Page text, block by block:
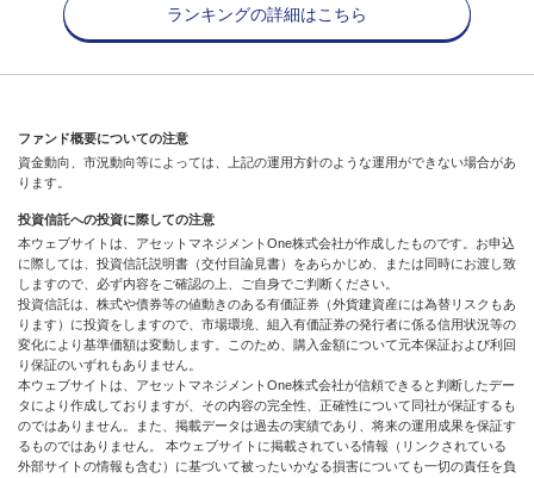
ランキングの詳細はこちら
ファンド概要についての注意
資金動向、市況動向等によっては、上記の運用方針のような運用ができない場合があ
ります。
投資信託への投資に際しての注意
本ウェブサイトは、アセットマネジメントOne株式会社が作成したものです。お申込
に際しては、投資信託説明書（交付目論見書）をあらかじめ、または同時にお渡し致
しますので、必ず内容をご確認の上、ご自身でご判断ください。
投資信託は、株式や債券等の値動きのある有価証券（外貨建資産には為替リスクもあ
ります）に投資をしますので、市場環境、組入有価証券の発行者に係る信用状況等の
変化により基準価額は変動します。このため、購入金額について元本保証および利回
り保証のいずれもありません。
本ウェブサイトは、アセットマネジメントOne株式会社が信頼できると判断したデー
タにより作成しておりますが、その内容の完全性、正確性について同社が保証するも
のではありません。また、掲載データは過去の実績であり、将来の運用成果を保証す
るものではありません。 本ウェブサイトに掲載されている情報（リンクされている
外部サイトの情報も含む）に基づいて被ったいかなる損害についても一切の責任を負